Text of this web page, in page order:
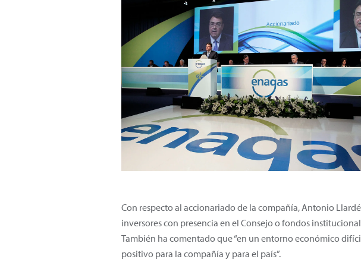
Con respecto al accionariado de la compañía, Antonio
inversores con presencia en el Consejo o fondos
También ha comentado que “en un entorno económico
positivo para la compañía y para el país”.